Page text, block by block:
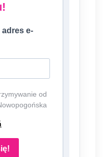
e-
od
jako
czyli